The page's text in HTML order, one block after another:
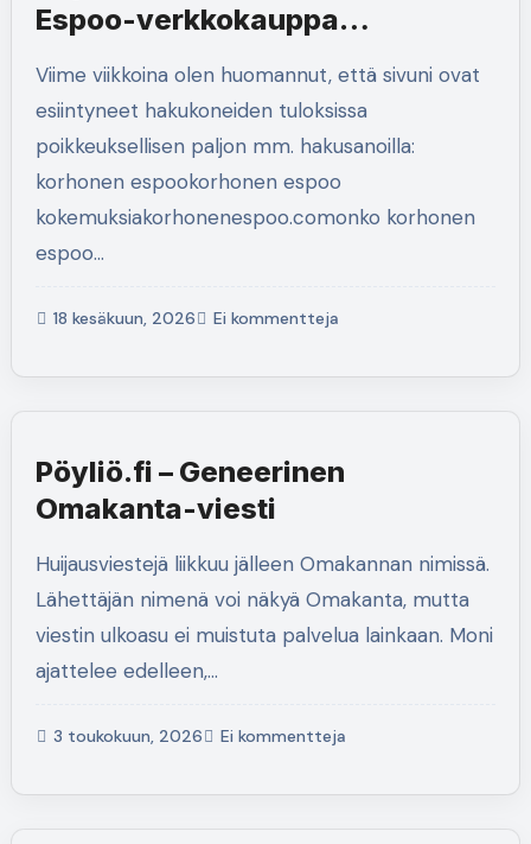
Espoo-verkkokauppa
Viime viikkoina olen huomannut, että sivuni ovat
esiintyneet hakukoneiden tuloksissa
poikkeuksellisen paljon mm. hakusanoilla:
korhonen espookorhonen espoo
kokemuksiakorhonenespoo.comonko korhonen
espoo…
18 kesäkuun, 2026 Ei kommentteja
Pöyliö.fi – Geneerinen
Omakanta-viesti
Huijausviestejä liikkuu jälleen Omakannan nimissä.
Lähettäjän nimenä voi näkyä Omakanta, mutta
viestin ulkoasu ei muistuta palvelua lainkaan. Moni
ajattelee edelleen,…
3 toukokuun, 2026 Ei kommentteja